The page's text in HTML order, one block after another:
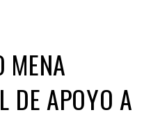
MENA
DE APOYO A